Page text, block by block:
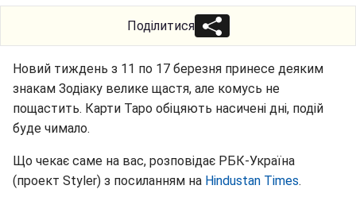
Поділитися
Новий тиждень з 11 по 17 березня принесе деяким
знакам Зодіаку велике щастя, але комусь не
пощастить. Карти Таро обіцяють насичені дні, подій
буде чимало.
Що чекає саме на вас, розповідає РБК-Україна
(проект Styler) з посиланням на Hindustan Times.